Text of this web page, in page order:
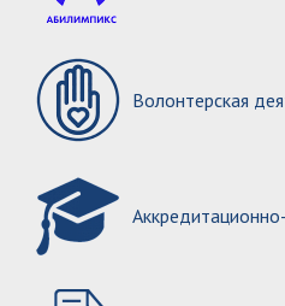
Волонтерская